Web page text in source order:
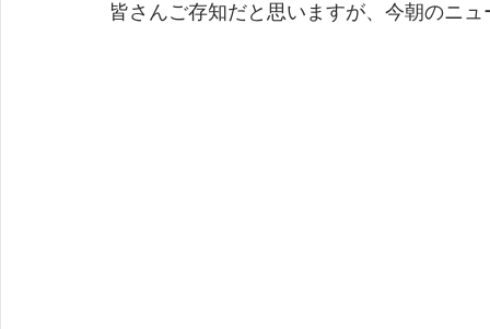
皆さんご存知だと思いますが、今朝のニ